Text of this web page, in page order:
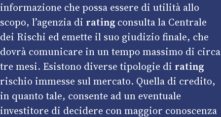
informazione che possa essere di utilità allo
scopo, l’agenzia di rating consulta la Centrale
dei Rischi ed emette il suo giudizio finale, che
dovrà comunicare in un tempo massimo di circa
tre mesi. Esistono diverse tipologie di rating
rischio immesse sul mercato. Quella di credito,
in quanto tale, consente ad un eventuale
investitore di decidere con maggior conoscenza